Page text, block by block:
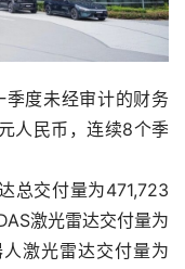
度未经审计的财务
人民币，连续8个季
总交付量为471,723
激光雷达交付量为
激光雷达交付量为